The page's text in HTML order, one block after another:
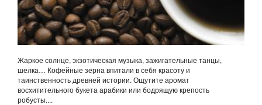
Жаркое солнце, экзотическая музыка, зажигательные танцы,
шелка… Кофейные зерна впитали в себя красоту и
таинственность древней истории. Ощутите аромат
восхитительного букета арабики или бодрящую крепость
робусты....